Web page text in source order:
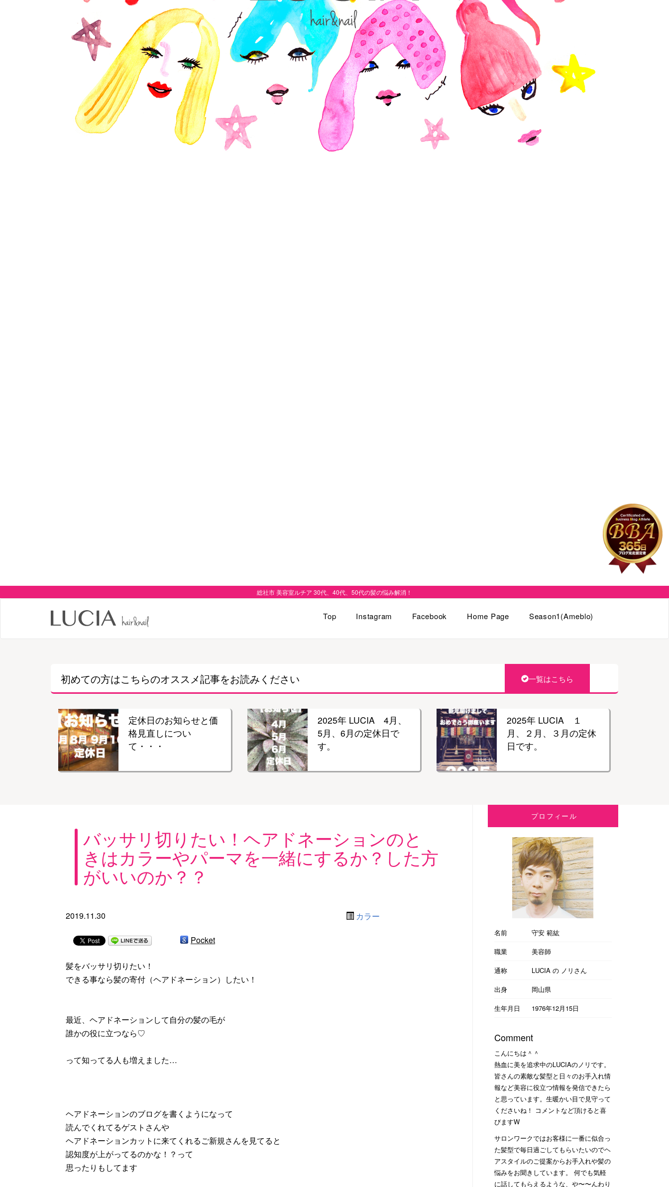
総社市 美容室ルチア 30代、40代、50代の髪の悩み解消！
Top Instagram Facebook Home Page Season1(Ameblo)
初めての方はこちらのオススメ記事をお読みください 一覧はこちら
定休日のお知らせと価
格見直しについ
て・・・
2025年 LUCIA 4月、
5月、6月の定休日で
す。
2025年 LUCIA １
月、２月、３月の定休
日です。
バッサリ切りたい！ヘアドネーションのと
きはカラーやパーマを一緒にするか？した方
がいいのか？？
2019.11.30 カラー
Pocket
髪をバッサリ切りたい！
できる事なら髪の寄付（ヘアドネーション）したい！
最近、ヘアドネーションして自分の髪の毛が
誰かの役に立つなら♡
って知ってる人も増えました…
ヘアドネーションのブログを書くようになって
読んでくれてるゲストさんや
ヘアドネーションカットに来てくれるご新規さんを見てると
認知度が上がってるのかな！？って
思ったりもしてます
プロフィール
名前
守安 範紘
職業
美容師
通称
LUCIA の ノリさん
出身
岡山県
生年月日
1976年12月15日
Comment
こんにちは＾＾
熱血に美を追求中のLUCIAのノリです。
皆さんの素敵な髪型と日々のお手入れ情
報など美容に役立つ情報を発信できたら
と思っています。生暖かい目で見守って
くださいね！ コメントなど頂けると喜
びますW
サロンワークではお客様に一番に似合っ
た髪型で毎日過ごしてもらいたいのでヘ
アスタイルのご提案からお手入れや髪の
悩みをお聞きしています。 何でも気軽
に話してもらえるような、や〜〜んわり